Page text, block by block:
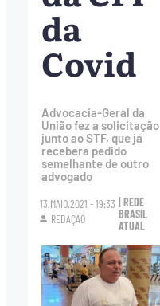
da
Covid
Advocacia-Geral da
União fez a solicitação
junto ao STF, que já
recebera pedido
semelhante de outro
advogado
13.MAIO.2021 - 19:33
REDAÇÃO
| REDE
BRASIL
ATUAL